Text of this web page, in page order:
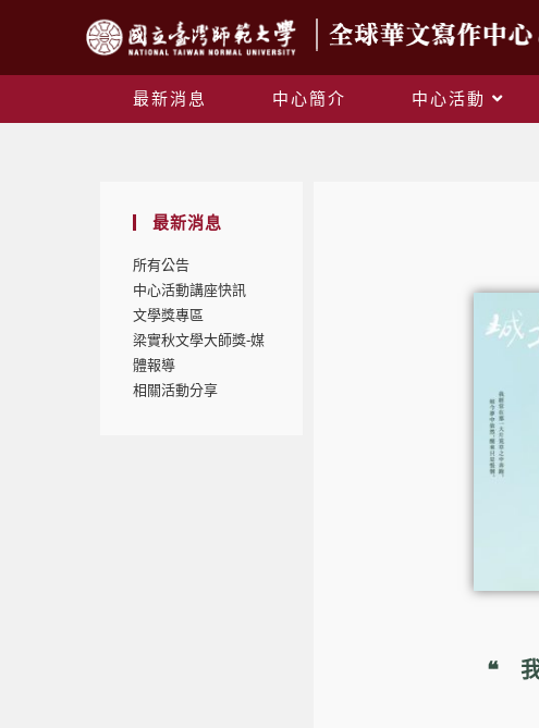
最新消息 中心簡介 中心活動
最新消息
所有公告
中心活動講座快訊
文學獎專區
梁實秋文學大師獎-媒
體報導
相關活動分享
❝ 我